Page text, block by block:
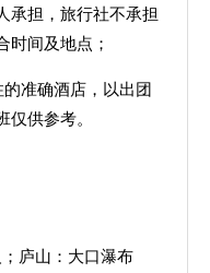
承担，旅行社不承担
时间及地点；
准确酒店，以出团
供参考。
庐山：大口瀑布